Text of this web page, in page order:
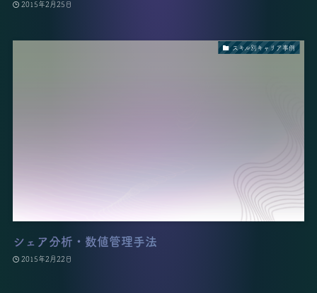
2015年2月25日
スキル別キャリア事例
シェア分析・数値管理手法
2015年2月22日